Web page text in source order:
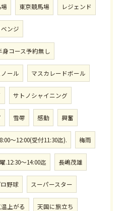
東京競馬場 レジェンド
ベンジ
身コース予約無し
ール マスカレードボール
サトノシャイニング
雪辱 感動 興奮
〜12:00(受付11:30迄). 梅雨
.12:30〜14:00迄 長嶋茂雄
野球 スーパースター
上がる 天国に旅立ち